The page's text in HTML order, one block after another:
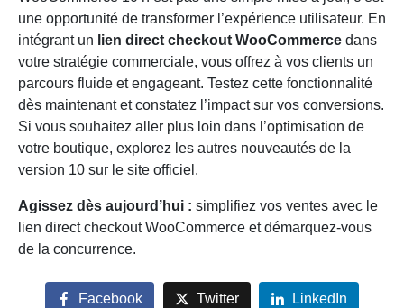
une opportunité de transformer l’expérience utilisateur. En
intégrant un lien direct checkout WooCommerce dans
votre stratégie commerciale, vous offrez à vos clients un
parcours fluide et engageant. Testez cette fonctionnalité
dès maintenant et constatez l’impact sur vos conversions.
Si vous souhaitez aller plus loin dans l’optimisation de
votre boutique, explorez les autres nouveautés de la
version 10 sur le site officiel.
Agissez dès aujourd’hui : simplifiez vos ventes avec le
lien direct checkout WooCommerce et démarquez-vous
de la concurrence.
Facebook Twitter LinkedIn